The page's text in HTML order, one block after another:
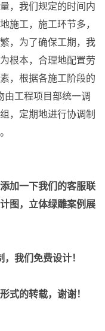
，我们规定的时间内
施工，施工环节多，
，为了确保工期，我
根本，合理地配置劳
，根据各施工阶段的
由工程项目部统一调
，定期地进行协调制
加一下我们的客服联
图，立体绿雕案例展
我们免费设计！
式的转载，谢谢！